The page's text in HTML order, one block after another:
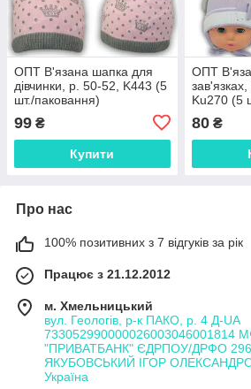
ОПТ В'язана шапка для
дівчинки, р. 50-52, K443 (5
шт./паковання)
99 ₴
Купити
ОПТ
зав'язках,
Ku270 (5
80₴
Про нас
100% позитивних з 7 відгуків за рік
Працює з 21.12.2012
м. Хмельницький
вул. Геологів, р-к ПАКО, р. 4 Д-UA
733052990000026003046001814
"ПРИВАТБАНК" ЄДРПОУ/ДРФО
ЯКУБОВСЬКИЙ ІГОР
Україна